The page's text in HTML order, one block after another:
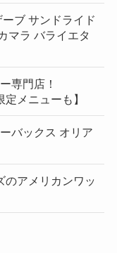
ブ サンドライド
マラ バライエタ
専門店！
メニューも】
バックス オリア
のアメリカンワッ